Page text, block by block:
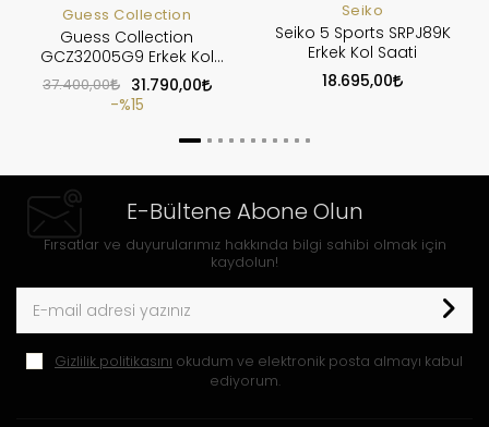
Guess Collection
Guess Collection
GCZ32005G9 Erkek Kol
Saati
37.400,00
31.790,00
%15
Seiko
Seiko 5 Sports SRPJ89K
Erkek Kol Saati
18.695,00
E-Bültene Abone Olun
Fırsatlar ve duyurularımız hakkında bilgi sahibi olmak için
kaydolun!
Gizlilik politikasını okudum ve elektronik posta almayı kabul
ediyorum.